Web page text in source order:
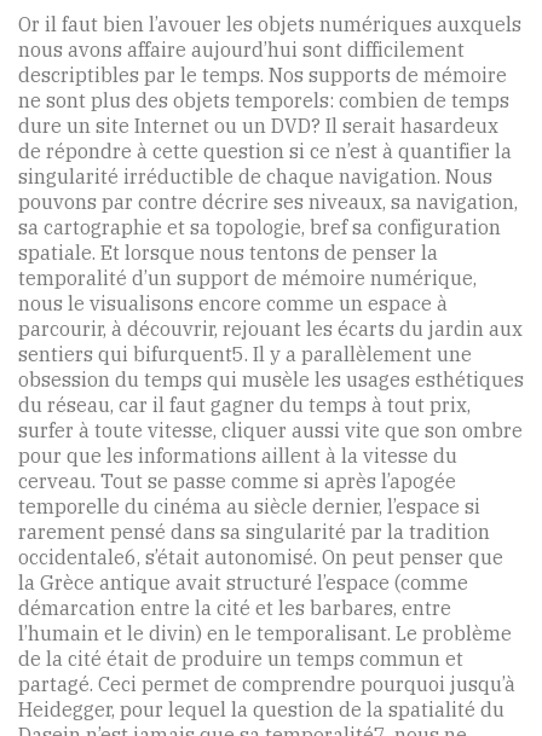
Or il faut bien l’avouer les objets numériques auxquels
nous avons affaire aujourd’hui sont difficilement
descriptibles par le temps. Nos supports de mémoire
ne sont plus des objets temporels: combien de temps
dure un site Internet ou un DVD? Il serait hasardeux
de répondre à cette question si ce n’est à quantifier la
singularité irréductible de chaque navigation. Nous
pouvons par contre décrire ses niveaux, sa navigation,
sa cartographie et sa topologie, bref sa configuration
spatiale. Et lorsque nous tentons de penser la
temporalité d’un support de mémoire numérique,
nous le visualisons encore comme un espace à
parcourir, à découvrir, rejouant les écarts du jardin aux
sentiers qui bifurquent5. Il y a parallèlement une
obsession du temps qui musèle les usages esthétiques
du réseau, car il faut gagner du temps à tout prix,
surfer à toute vitesse, cliquer aussi vite que son ombre
pour que les informations aillent à la vitesse du
cerveau. Tout se passe comme si après l’apogée
temporelle du cinéma au siècle dernier, l’espace si
rarement pensé dans sa singularité par la tradition
occidentale6, s’était autonomisé. On peut penser que
la Grèce antique avait structuré l’espace (comme
démarcation entre la cité et les barbares, entre
l’humain et le divin) en le temporalisant. Le problème
de la cité était de produire un temps commun et
partagé. Ceci permet de comprendre pourquoi jusqu’à
Heidegger, pour lequel la question de la spatialité du